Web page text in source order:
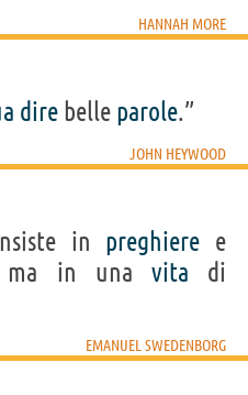
HANNAH MORE
dire belle parole.”
JOHN HEYWOOD
in preghiere e
ma in una vita di
EMANUEL SWEDENBORG